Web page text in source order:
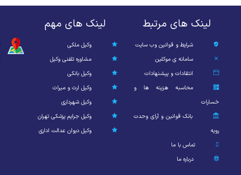
لینک های مرتبط
شرایط و قوانین وب سایت
سامانه ی موکلین
انتقادات و پیشنهادات
محاسبه هزینه ها و
خسارات
بانک قوانین و آرای وحدت
رویه
تماس با ما
درباره ما
لینک های مهم
وکیل ملکی
مشاوره تلفنی وکیل
وکیل بانکی
وکیل ارث و میراث
وکیل شهرداری
وکیل جرایم پزشکی تهران
وکیل دیوان عدالت اداری